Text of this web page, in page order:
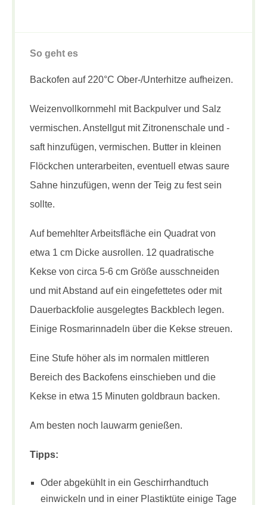
So geht es
Backofen auf 220°C Ober-/Unterhitze aufheizen.
Weizenvollkornmehl mit Backpulver und Salz
vermischen. Anstellgut mit Zitronenschale und -
saft hinzufügen, vermischen. Butter in kleinen
Flöckchen unterarbeiten, eventuell etwas saure
Sahne hinzufügen, wenn der Teig zu fest sein
sollte.
Auf bemehlter Arbeitsfläche ein Quadrat von
etwa 1 cm Dicke ausrollen. 12 quadratische
Kekse von circa 5-6 cm Größe ausschneiden
und mit Abstand auf ein eingefettetes oder mit
Dauerbackfolie ausgelegtes Backblech legen.
Einige Rosmarinnadeln über die Kekse streuen.
Eine Stufe höher als im normalen mittleren
Bereich des Backofens einschieben und die
Kekse in etwa 15 Minuten goldbraun backen.
Am besten noch lauwarm genießen.
Tipps:
Oder abgekühlt in ein Geschirrhandtuch
einwickeln und in einer Plastiktüte einige Tage